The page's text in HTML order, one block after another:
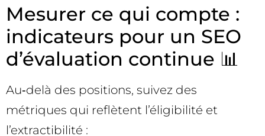
Mesurer ce qui compte :
indicateurs pour un SEO
d’évaluation continue 📊
Au‑delà des positions, suivez des
métriques qui reflètent l’éligibilité et
l’extractibilité :